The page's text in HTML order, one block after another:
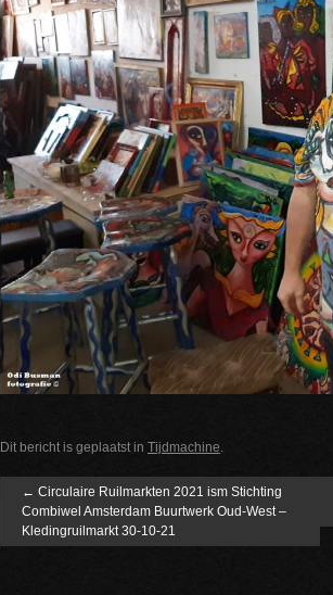
Dit bericht is geplaatst in Tijdmachine
← Circulaire Ruilmarkten 2021 ism Stichting
Combiwel Amsterdam Buurtwerk Oud-West –
Kledingruilmarkt 30-10-21